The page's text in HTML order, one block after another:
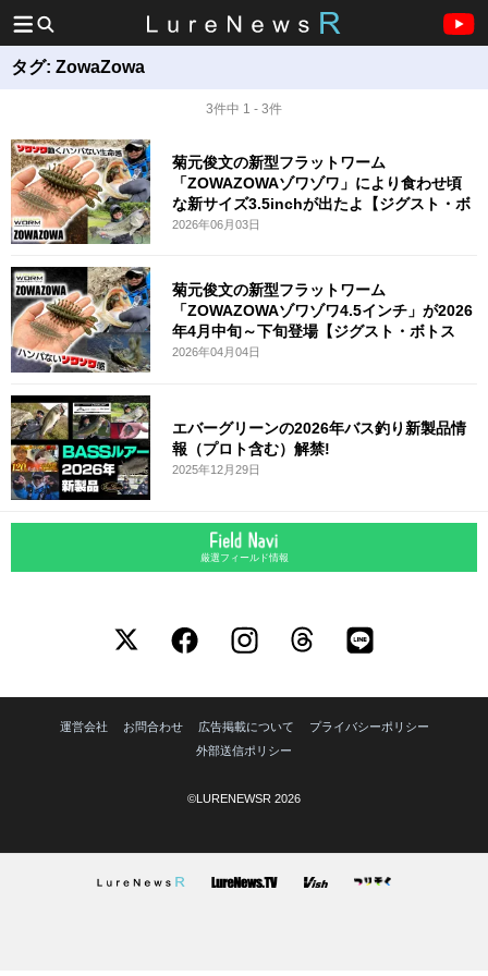
タグ: ZowaZowa
3件中 1 - 3件
菊元俊文の新型フラットワーム
「ZOWAZOWAゾワゾワ」により食わせ頃
な新サイズ3.5inchが出たよ【ジグスト・ボ
2026年06月03日
菊元俊文の新型フラットワーム
「ZOWAZOWAゾワゾワ4.5インチ」が2026
年4月中旬～下旬登場【ジグスト・ボトス
2026年04月04日
エバーグリーンの2026年バス釣り新製品情
報（プロト含む）解禁!
2025年12月29日
厳選フィールド情報
運営会社 お問合わせ 広告掲載について
プライバシーポリシー
外部送信ポリシー
©LURENEWSR 2026